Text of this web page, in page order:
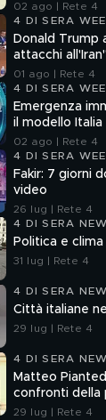
02 ago | Rete 4
4 DI SERA
Donald Trump
attacchi all'Iran"
01 ago | Rete 4
4 DI SERA
Emergenza
il modello Italia
02 ago | Rete 4
4 DI SERA
Fakir: 7 giorni
video
26 lug | Rete 4
4 DI SERA
Politica e clima
31 lug | Rete 4
4 DI SERA
Città italiane
29 lug | Rete 4
4 DI SERA
Matteo
confronti della
29 lug | Rete 4